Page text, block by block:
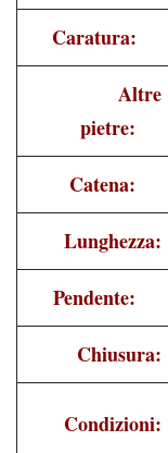
Caratura:
Altre
pietre:
Catena:
Lunghezza:
Pendente:
Chiusura:
Condizioni: